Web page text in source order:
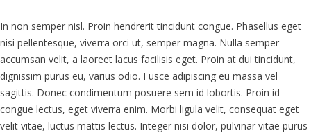
In non semper nisl. Proin hendrerit tincidunt congue. Phasellus eget
nisi pellentesque, viverra orci ut, semper magna. Nulla semper
accumsan velit, a laoreet lacus facilisis eget. Proin at dui tincidunt,
dignissim purus eu, varius odio. Fusce adipiscing eu massa vel
sagittis. Donec condimentum posuere sem id lobortis. Proin id
congue lectus, eget viverra enim. Morbi ligula velit, consequat eget
velit vitae, luctus mattis lectus. Integer nisi dolor, pulvinar vitae purus